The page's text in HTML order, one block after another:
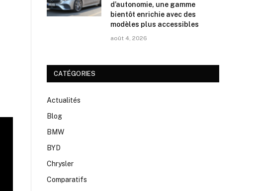
d’autonomie, une gamme
bientôt enrichie avec des
modèles plus accessibles
août 4, 2026
CATÉGORIES
Actualités
Blog
BMW
BYD
Chrysler
Comparatifs